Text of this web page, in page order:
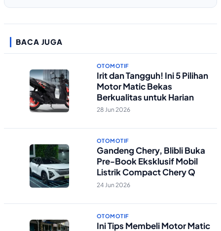
BACA JUGA
OTOMOTIF
Irit dan Tangguh! Ini 5 Pilihan
Motor Matic Bekas
Berkualitas untuk Harian
28 Jun 2026
OTOMOTIF
Gandeng Chery, Blibli Buka
Pre-Book Eksklusif Mobil
Listrik Compact Chery Q
24 Jun 2026
OTOMOTIF
Ini Tips Membeli Motor Matic